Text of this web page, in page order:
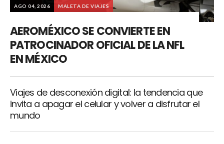
AGO 04, 2026 MALETA DE VIAJES
AEROMÉXICO SE CONVIERTE EN
PATROCINADOR OFICIAL DE LA NFL
EN MÉXICO
Viajes de desconexión digital: la tendencia que
invita a apagar el celular y volver a disfrutar el
mundo